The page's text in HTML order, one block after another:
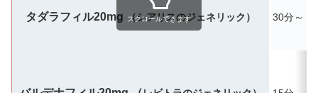
タダラフィル20mg （シアリスのジェネリック） 30分～
スクロールできます